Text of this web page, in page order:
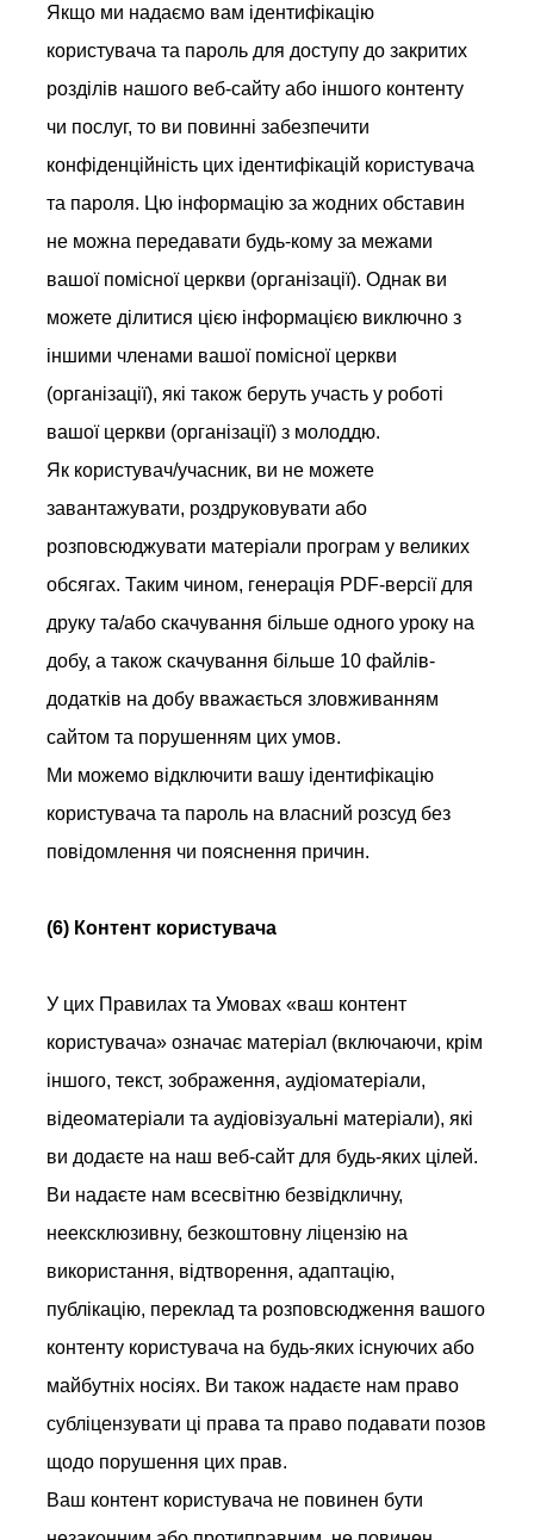
Якщо ми надаємо вам ідентифікацію
користувача та пароль для доступу до закритих
розділів нашого веб-сайту або іншого контенту
чи послуг, то ви повинні забезпечити
конфіденційність цих ідентифікацій користувача
та пароля. Цю інформацію за жодних обставин
не можна передавати будь-кому за межами
вашої помісної церкви (організації). Однак ви
можете ділитися цією інформацією виключно з
іншими членами вашої помісної церкви
(організації), які також беруть участь у роботі
вашої церкви (організації) з молоддю.
Як користувач/учасник, ви не можете
завантажувати, роздруковувати або
розповсюджувати матеріали програм у великих
обсягах. Таким чином, генерація PDF-версії для
друку та/або скачування більше одного уроку на
добу, а також скачування більше 10 файлів-
додатків на добу вважається зловживанням
сайтом та порушенням цих умов.
Ми можемо відключити вашу ідентифікацію
користувача та пароль на власний розсуд без
повідомлення чи пояснення причин.
(6) Контент користувача
У цих Правилах та Умовах «ваш контент
користувача» означає матеріал (включаючи, крім
іншого, текст, зображення, аудіоматеріали,
відеоматеріали та аудіовізуальні матеріали), які
ви додаєте на наш веб-сайт для будь-яких цілей.
Ви надаєте нам всесвітню безвідкличну,
неексклюзивну, безкоштовну ліцензію на
використання, відтворення, адаптацію,
публікацію, переклад та розповсюдження вашого
контенту користувача на будь-яких існуючих або
майбутніх носіях. Ви також надаєте нам право
субліцензувати ці права та право подавати позов
щодо порушення цих прав.
Ваш контент користувача не повинен бути